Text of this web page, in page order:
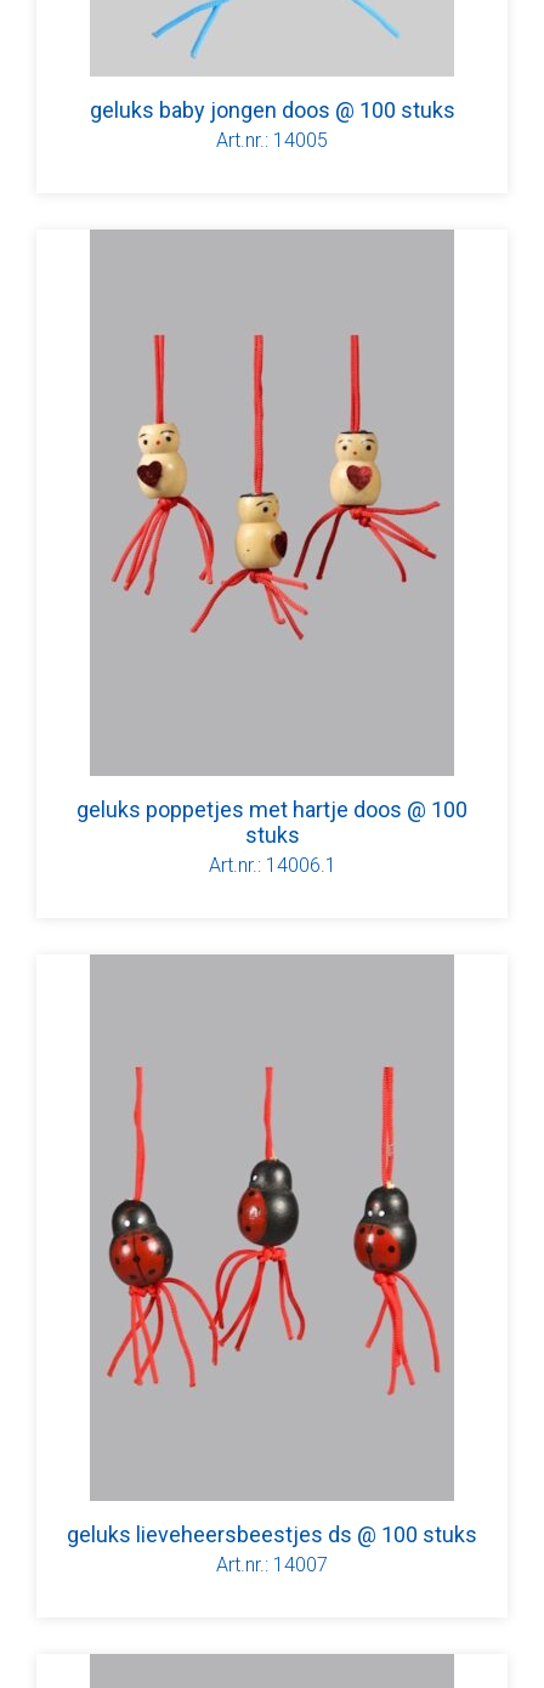
geluks baby jongen doos @ 100 stuks
Art.nr.: 14005
geluks poppetjes met hartje doos @ 100
stuks
Art.nr.: 14006.1
geluks lieveheersbeestjes ds @ 100 stuks
Art.nr.: 14007